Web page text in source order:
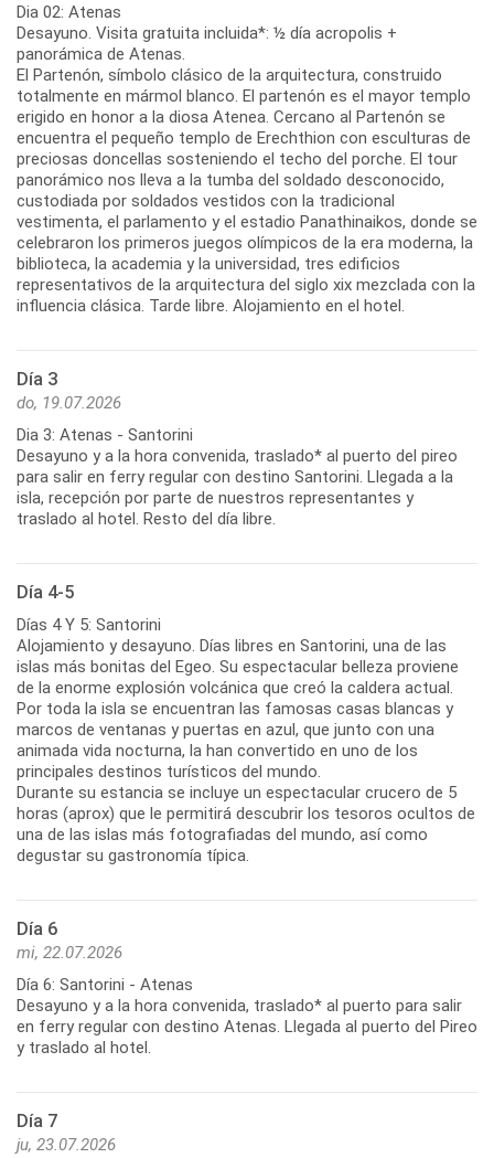
Dia 02: Atenas
Desayuno. Visita gratuita incluida*: ½ día acropolis +
panorámica de Atenas.
El Partenón, símbolo clásico de la arquitectura, construido
totalmente en mármol blanco. El partenón es el mayor templo
erigido en honor a la diosa Atenea. Cercano al Partenón se
encuentra el pequeño templo de Erechthion con esculturas de
preciosas doncellas sosteniendo el techo del porche. El tour
panorámico nos lleva a la tumba del soldado desconocido,
custodiada por soldados vestidos con la tradicional
vestimenta, el parlamento y el estadio Panathinaikos, donde se
celebraron los primeros juegos olímpicos de la era moderna, la
biblioteca, la academia y la universidad, tres edificios
representativos de la arquitectura del siglo xix mezclada con la
influencia clásica. Tarde libre. Alojamiento en el hotel.
Día 3
do, 19.07.2026
Dia 3: Atenas - Santorini
Desayuno y a la hora convenida, traslado* al puerto del pireo
para salir en ferry regular con destino Santorini. Llegada a la
isla, recepción por parte de nuestros representantes y
traslado al hotel. Resto del día libre.
Día 4-5
Días 4 Y 5: Santorini
Alojamiento y desayuno. Días libres en Santorini, una de las
islas más bonitas del Egeo. Su espectacular belleza proviene
de la enorme explosión volcánica que creó la caldera actual.
Por toda la isla se encuentran las famosas casas blancas y
marcos de ventanas y puertas en azul, que junto con una
animada vida nocturna, la han convertido en uno de los
principales destinos turísticos del mundo.
Durante su estancia se incluye un espectacular crucero de 5
horas (aprox) que le permitirá descubrir los tesoros ocultos de
una de las islas más fotografiadas del mundo, así como
degustar su gastronomía típica.
Día 6
mi, 22.07.2026
Día 6: Santorini - Atenas
Desayuno y a la hora convenida, traslado* al puerto para salir
en ferry regular con destino Atenas. Llegada al puerto del Pireo
y traslado al hotel.
Día 7
ju, 23.07.2026